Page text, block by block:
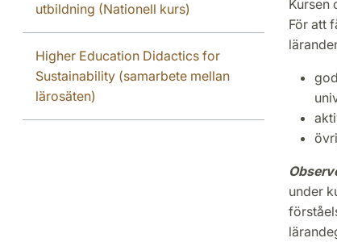
utbildning (Nationell kurs)
Higher Education Didactics for
Sustainability (samarbete mellan
lärosäten)
Kursen
För att
under